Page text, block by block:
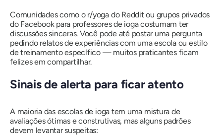
Comunidades como o r/yoga do Reddit ou grupos privados
do Facebook para professores de ioga costumam ter
discussões sinceras. Você pode até postar uma pergunta
pedindo relatos de experiências com uma escola ou estilo
de treinamento específico — muitos praticantes ficam
felizes em compartilhar.
Sinais de alerta para ficar atento
A maioria das escolas de ioga tem uma mistura de
avaliações ótimas e construtivas, mas alguns padrões
devem levantar suspeitas: